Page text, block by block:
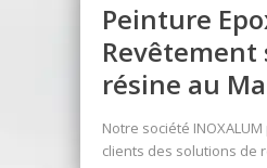
Peinture
Revêtement
résine au
Notre société
clients des solutions de